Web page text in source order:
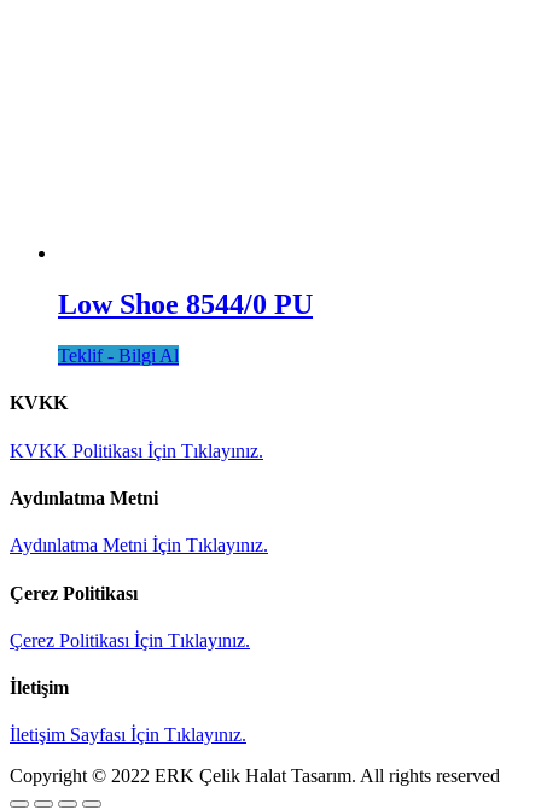
Low Shoe 8544/0 PU
Teklif - Bilgi Al
KVKK
KVKK Politikası İçin Tıklayınız.
Aydınlatma Metni
Aydınlatma Metni İçin Tıklayınız.
Çerez Politikası
Çerez Politikası İçin Tıklayınız.
İletişim
İletişim Sayfası İçin Tıklayınız.
Copyright © 2022 ERK Çelik Halat Tasarım. All rights reserved